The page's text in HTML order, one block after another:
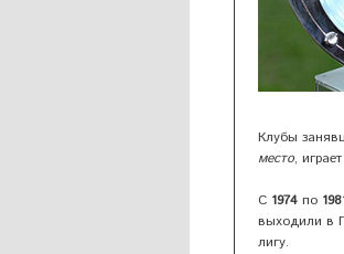
Клубы
место, играет
С 1974 по
выходили в
лигу.